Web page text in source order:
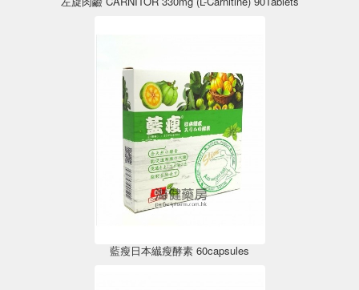
藍瘦日本纎瘦酵素 60capsules